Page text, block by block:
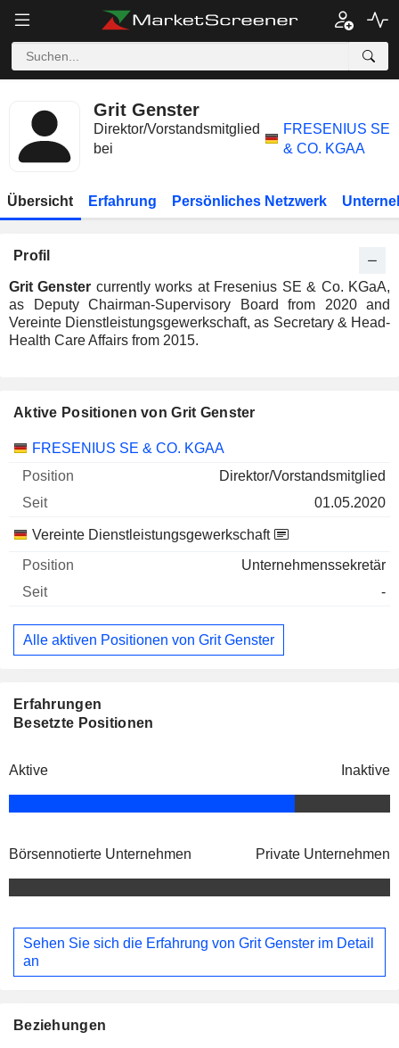
Grit Genster
Direktor/Vorstandsmitglied
bei
FRESENIUS SE
& CO. KGAA
Übersicht Erfahrung Persönliches Netzwerk
Profil
Grit Genster currently works at Fresenius SE & Co. KGaA,
as Deputy Chairman-Supervisory Board from 2020 and
Vereinte Dienstleistungsgewerkschaft, as Secretary & Head-
Health Care Affairs from 2015.
Aktive Positionen von Grit Genster
Unternehmen Position Beginn
FRESENIUS SE & CO. KGAA
Direktor/Vorstandsmitglied
01.05.2020
Vereinte Dienstleistungsgewerkschaft
Unternehmenssekretär
-
Alle aktiven Positionen von Grit Genster
Erfahrungen
Besetzte Positionen
Aktive Inaktive
Börsennotierte Unternehmen Private Unternehmen
Sehen Sie sich die Erfahrung von Grit Genster im Detail
an
Beziehungen